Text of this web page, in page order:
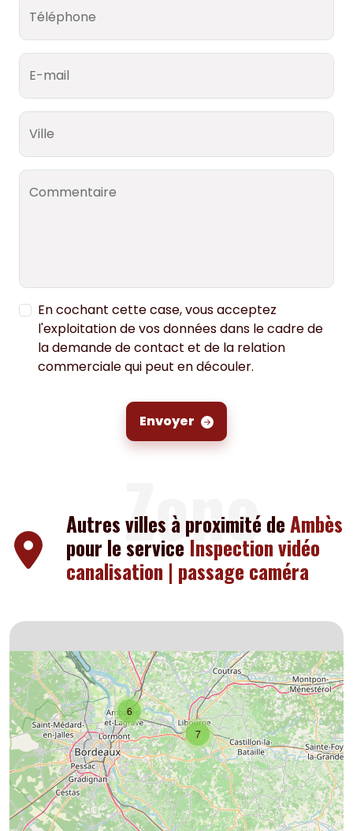
Téléphone
E-mail
Ville
Commentaire
En cochant cette case, vous acceptez
l'exploitation de vos données dans le cadre de
la demande de contact et de la relation
commerciale qui peut en découler.
Envoyer
Zone
Autres villes à proximité deAmbès
pour le service Inspection vidéo
canalisation | passage caméra
7
6